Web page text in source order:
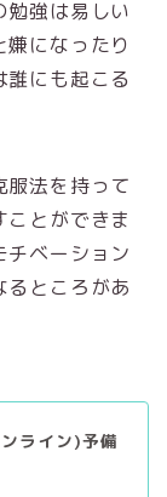
勉強は易しい
になったり
誰にも起こる
服法を持って
とができま
チベーション
るところがあ
ライン)予備